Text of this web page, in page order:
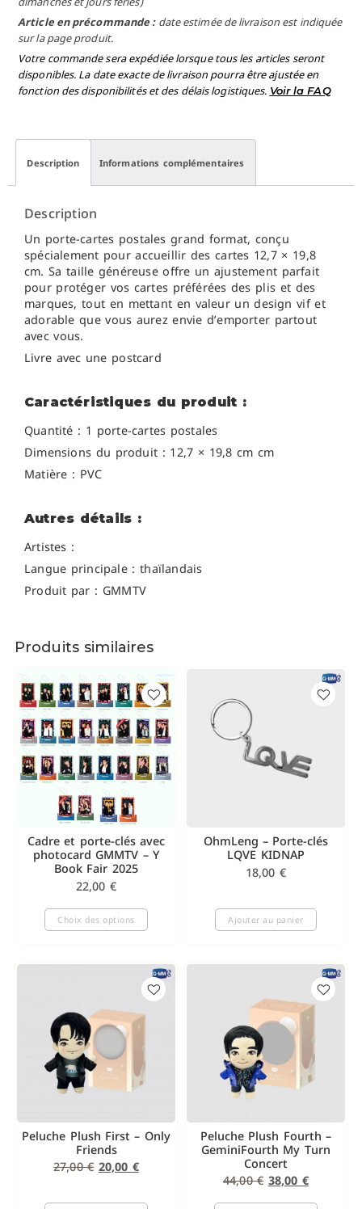
Article en précommande : date estimée de livraison est indiquée
sur la page produit.
Votre commande sera expédiée lorsque tous les articles seront
disponibles. La date exacte de livraison pourra être ajustée en
fonction des disponibilités et des délais logistiques. Voir la FAQ
Description Informations complémentaires
Description
Un porte-cartes postales grand format, conçu
spécialement pour accueillir des cartes 12,7 × 19,8
cm. Sa taille généreuse offre un ajustement parfait
pour protéger vos cartes préférées des plis et des
marques, tout en mettant en valeur un design vif et
adorable que vous aurez envie d’emporter partout
avec vous.
Livre avec une postcard
Caractéristiques du produit :
Quantité : 1 porte-cartes postales
Dimensions du produit : 12,7 × 19,8 cm cm
Matière : PVC
Autres détails :
Artistes :
Langue principale : thaïlandais
Produit par : GMMTV
Produits similaires
Cadre et porte-clés avec
photocard GMMTV – Y
Book Fair 2025
22,00 €
Choix des options
OhmLeng – Porte-clés
LQVE KIDNAP
18,00 €
Ajouter au panier
Peluche Plush First – Only
Friends
27,00€ 20,00 €
Peluche Plush Fourth –
GeminiFourth My Turn
Concert
44,00€ 38,00 €